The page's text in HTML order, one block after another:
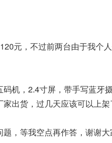
元，不过前两台由于我个人
机，2.4寸屏，带手写蓝牙
出货，过几天应该可以上架
等我空点再作答，谢谢大